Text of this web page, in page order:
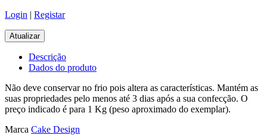
Login | Registar
Descrição
Dados do produto
Não deve conservar no frio pois altera as características. Mantém as
suas propriedades pelo menos até 3 dias após a sua confecção. O
preço indicado é para 1 Kg (peso aproximado do exemplar).
Marca Cake Design